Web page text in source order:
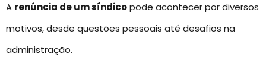
A renúncia de um síndicopode acontecer por diversos
motivos, desde questões pessoais até desafios na
administração.